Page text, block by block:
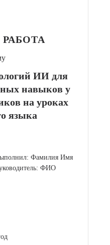
ИИ для
навыков у
на уроках
языка
Фамилия Имя
ФИО